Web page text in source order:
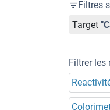
Filtres
Target
Filtrer les